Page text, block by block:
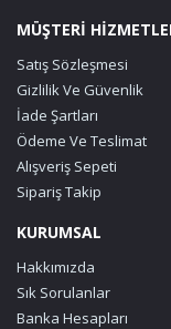
MÜŞTERİ
Satış Sözleşmesi
Gizlilik Ve Güvenlik
İade Şartları
Ödeme Ve Teslimat
Alışveriş Sepeti
Sipariş Takip
KURUMSAL
Hakkımızda
Sık Sorulanlar
Banka Hesapları